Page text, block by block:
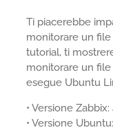
Ti piacerebbe
monitorare un
tutorial, ti
monitorare un
esegue Ubuntu
• Versione Zabbix:
• Versione